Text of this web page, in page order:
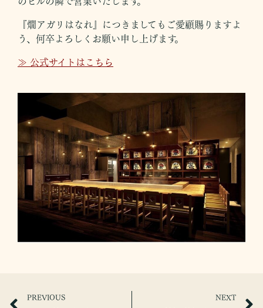
『燗アガリはなれ』につきましてもご愛顧賜りますよ
う、何卒よろしくお願い申し上げます。
≫ 公式サイトはこちら
PREVIOUS NEXT